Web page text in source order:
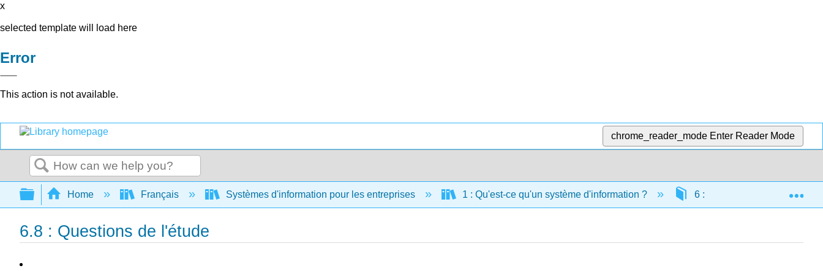
x
selected template will load here
Error
This action is not available.
chrome_reader_mode Enter Reader Mode
Search
Expand/collapse global hierarchy
Home Français Systèmes d'information pour les entreprises 1 : Qu'est-ce qu'un système d'information ? 6 : Sécurité des systèmes
6.8 : Questions de l'étude